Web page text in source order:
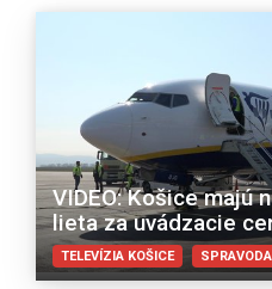
VIDEO: Košice majú
lieta za uvádzacie
TELEVÍZIA KOŠICE